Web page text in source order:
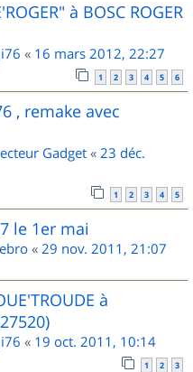
à BOSC ROGER
« 16 mars 2012, 22:27
1 2 3 4 5 6
, remake avec
Gadget « 23 déc.
1 2 3 4 5
le 1er mai
« 29 nov. 2011, 21:07
à
« 19 oct. 2011, 10:14
1 2 3